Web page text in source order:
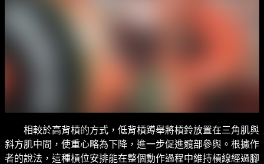
相較於高背槓的方式，低背槓蹲舉將槓鈴放置在三角肌與
斜方肌中間，使重心略為下降，進一步促進髖部參與。根據作
者的說法，這種槓位安排能在整個動作過程中維持槓線經過腳